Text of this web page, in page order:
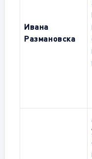
Ивана
Размановска